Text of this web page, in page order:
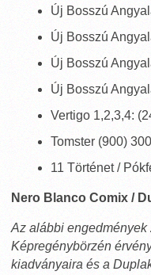
Új Bosszú
Új Bosszú
Új Bosszú
Új Bosszú
Vertigo 1,2,3,4:
Tomster (900)
11 Történet /
Nero Blanco Comix /
Az alábbi engedmények
Képregénybörzén
kiadványaira és a